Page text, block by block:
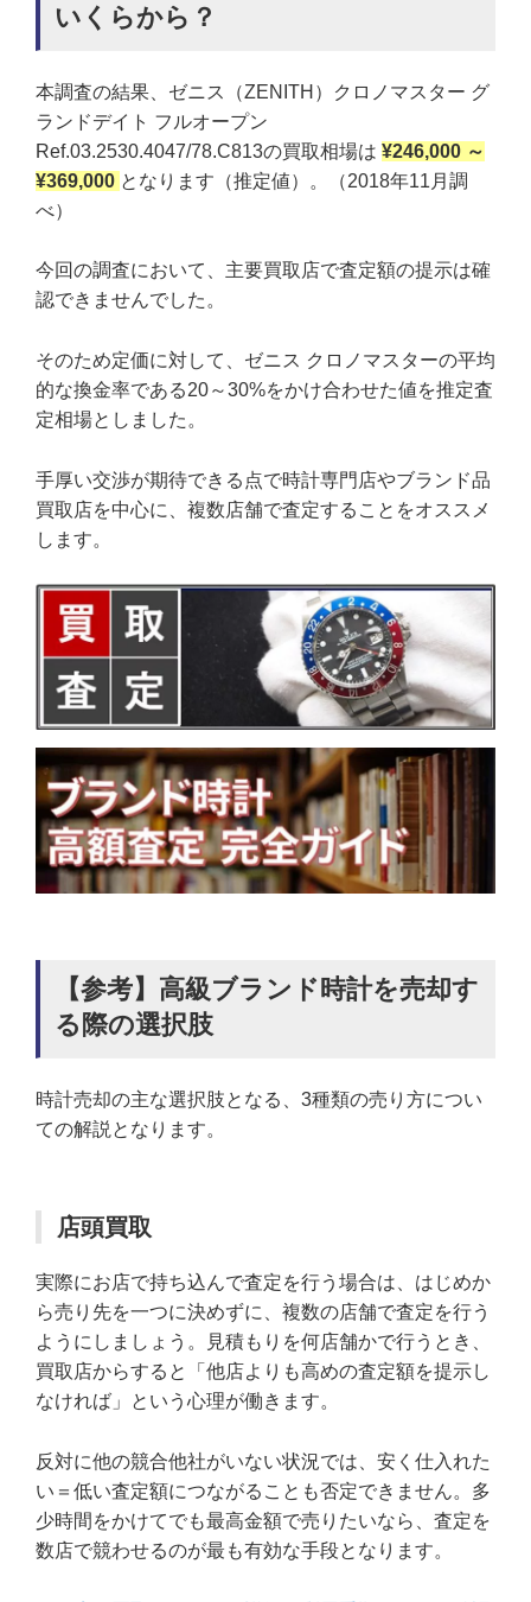
いくらから？
本調査の結果、ゼニス（ZENITH）クロノマスター グ
ランドデイト フルオープン
Ref.03.2530.4047/78.C813の買取相場は ¥246,000 ～
¥369,000 となります（推定値）。（2018年11月調
べ）
今回の調査において、主要買取店で査定額の提示は確
認できませんでした。
そのため定価に対して、ゼニス クロノマスターの平均
的な換金率である20～30%をかけ合わせた値を推定査
定相場としました。
手厚い交渉が期待できる点で時計専門店やブランド品
買取店を中心に、複数店舗で査定することをオススメ
します。
【参考】高級ブランド時計を売却す
る際の選択肢
時計売却の主な選択肢となる、3種類の売り方につい
ての解説となります。
店頭買取
実際にお店で持ち込んで査定を行う場合は、はじめか
ら売り先を一つに決めずに、複数の店舗で査定を行う
ようにしましょう。見積もりを何店舗かで行うとき、
買取店からすると「他店よりも高めの査定額を提示し
なければ」という心理が働きます。
反対に他の競合他社がいない状況では、安く仕入れた
い＝低い査定額につながることも否定できません。多
少時間をかけてでも最高金額で売りたいなら、査定を
数店で競わせるのが最も有効な手段となります。